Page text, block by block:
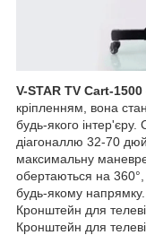
V-STAR TV Cart-1500
кріпленням, вона
будь-якого інтер'єру.
діагоналлю 32-70
максимальну
обертаються на
будь-якому
Кронштейн для
Кронштейн для